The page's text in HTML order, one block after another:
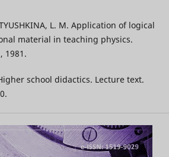
L. M. Application of logical
material in teaching physics.
1981.
school didactics. Lecture text.